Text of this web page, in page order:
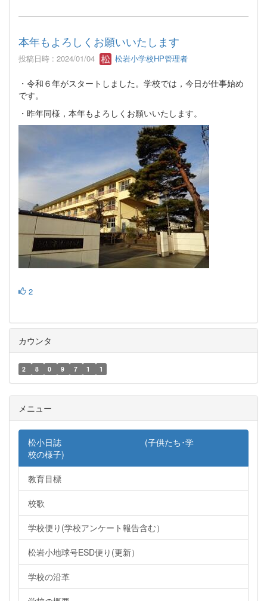
本年もよろしくお願いいたします
投稿日時 : 2024/01/04 松岩小学校HP管理者
・令和６年がスタートしました。学校では，今日が仕事始め
です。
・昨年同様，本年もよろしくお願いいたします。
2
カウンタ
2 8 0 9 7 1 1
メニュー
松小日誌 (子供たち･学
校の様子)
教育目標
校歌
学校便り(学校アンケート報告含む）
松岩小地球号ESD便り(更新）
学校の沿革